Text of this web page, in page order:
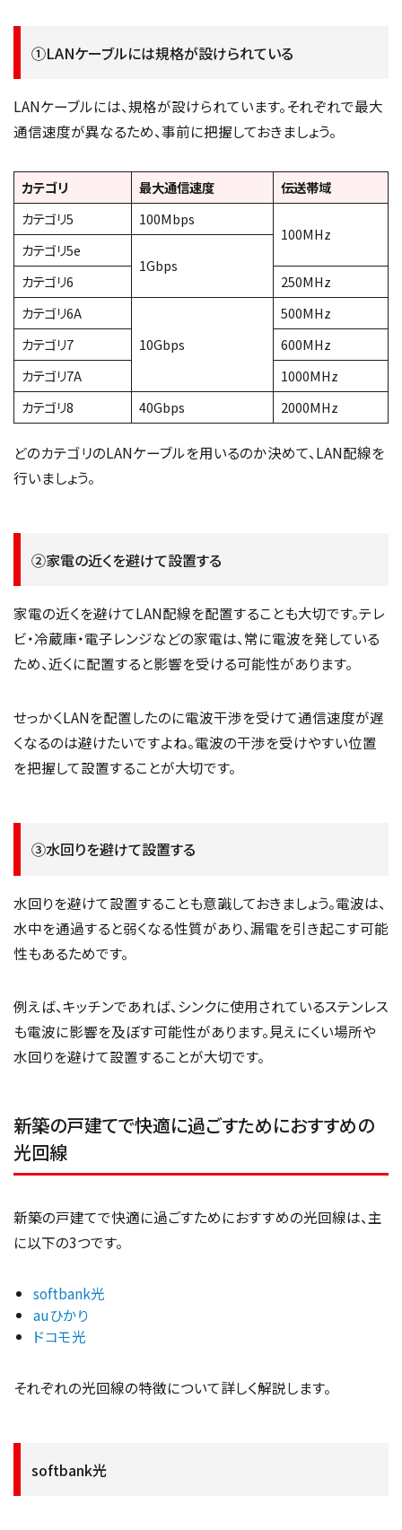
①LANケーブルには規格が設けられている
LANケーブルには、規格が設けられています。それぞれで最大
通信速度が異なるため、事前に把握しておきましょう。
カテゴリ 最大通信速度
伝送帯域
カテゴリ5
100Mbps
100MHz
カテゴリ5e
1Gbps
カテゴリ6
250MHz
カテゴリ6A
10Gbps
500MHz
カテゴリ7
600MHz
カテゴリ7A
1000MHz
カテゴリ8
40Gbps 2000MHz
どのカテゴリのLANケーブルを用いるのか決めて、LAN配線を
行いましょう。
②家電の近くを避けて設置する
家電の近くを避けてLAN配線を配置することも大切です。テレ
ビ・冷蔵庫・電子レンジなどの家電は、常に電波を発している
ため、近くに配置すると影響を受ける可能性があります。
せっかくLANを配置したのに電波干渉を受けて通信速度が遅
くなるのは避けたいですよね。電波の干渉を受けやすい位置
を把握して設置することが大切です。
③水回りを避けて設置する
水回りを避けて設置することも意識しておきましょう。電波は、
水中を通過すると弱くなる性質があり、漏電を引き起こす可能
性もあるためです。
例えば、キッチンであれば、シンクに使用されているステンレス
も電波に影響を及ぼす可能性があります。見えにくい場所や
水回りを避けて設置することが大切です。
新築の戸建てで快適に過ごすためにおすすめの
光回線
新築の戸建てで快適に過ごすためにおすすめの光回線は、主
に以下の3つです。
softbank光
auひかり
ドコモ光
それぞれの光回線の特徴について詳しく解説します。
softbank光